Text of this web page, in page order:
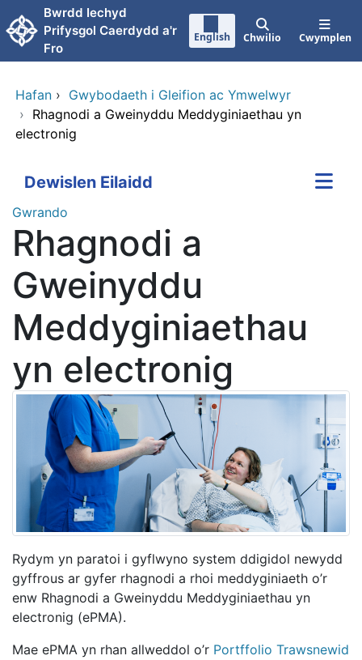
Neidio i'r prif gynnwy
Bwrdd Iechyd
Prifysgol Caerdydd a'r
Fro
English Chwilio Cwymplen
Hafan › Gwybodaeth i Gleifion ac Ymwelwyr
› Rhagnodi a Gweinyddu Meddyginiaethau yn
electronig
Dewislen Eilaidd
Gwrando
Rhagnodi a
Gweinyddu
Meddyginiaethau
yn electronig
Rydym yn paratoi i gyflwyno system ddigidol newydd
gyffrous ar gyfer rhagnodi a rhoi meddyginiaeth o’r
enw Rhagnodi a Gweinyddu Meddyginiaethau yn
electronig (ePMA).
Mae ePMA yn rhan allweddol o’r Portffolio Trawsnewid